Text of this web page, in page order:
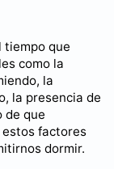
tiempo que
como la
la
la presencia de
de que
estos factores
dormir.